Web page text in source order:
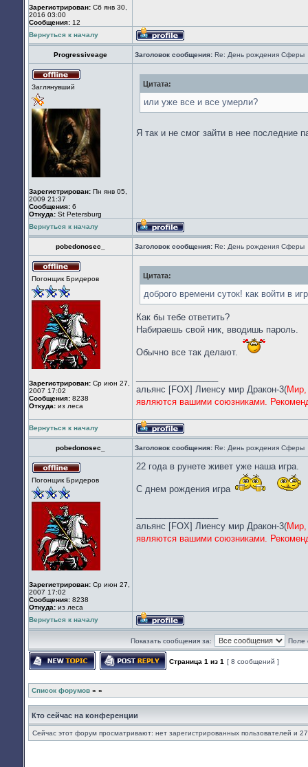
Зарегистрирован: Сб янв 30,
2016 03:00
Сообщения: 12
Вернуться к началу
Профиль
Progressiveage
Заголовок сообщения: Re: День рождения Сферы
Заглянувший
Зарегистрирован: Пн янв 05,
2009 21:37
Сообщения: 6
Откуда: St Petersburg
Цитата:
или уже все и все умерли?
Я так и не смог зайти в нее последние
Вернуться к началу
Профиль
pobedonosec_
Заголовок сообщения: Re: День рождения Сферы
в
Погонщик Бридеров
Зарегистрирован: Ср июн 27,
2007 17:02
Сообщения: 8238
Откуда: из леса
Цитата:
доброго времени суток! как войти в
Как бы тебе ответить?
Набираешь свой ник, вводишь пароль.
Обычно все так делают.
альянс [FOX] Лиенсу мир Дракон-3(Мир,
являются вашими союзниками.
Вернуться к началу
Профиль
pobedonosec_
Заголовок сообщения: Re: День рождения Сферы
в
Погонщик Бридеров
Зарегистрирован: Ср июн 27,
2007 17:02
Сообщения: 8238
Откуда: из леса
22 года в рунете живет уже наша игра.
С днем рождения игра
альянс [FOX] Лиенсу мир Дракон-3(Мир,
являются вашими союзниками.
Вернуться к началу
Профиль
Показать сообщения за:
Поле
Страница 1 из 1 [ 8 сообщений ]
Список форумов » »
Кто сейчас на конференции
Сейчас этот форум просматривают: нет зарегистрированных пользователей и 27